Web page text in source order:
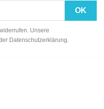
Unsere
Datenschutzerklärung.